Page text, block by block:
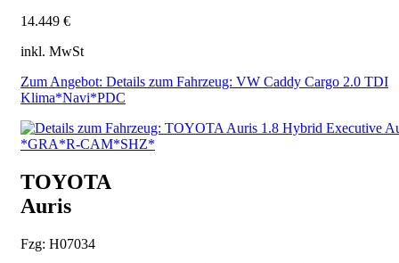
14.449 €
inkl. MwSt
Zum Angebot: Details zum Fahrzeug: VW Caddy Cargo 2.0 TDI
Klima*Navi*PDC
TOYOTA
Auris
Fzg: H07034